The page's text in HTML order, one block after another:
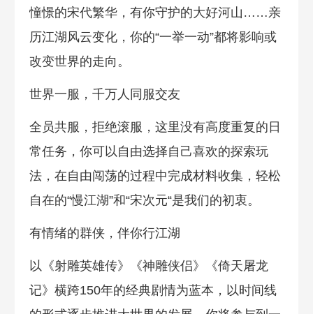
憧憬的宋代繁华，有你守护的大好河山……亲
历江湖风云变化，你的“一举一动”都将影响或
改变世界的走向。
世界一服，千万人同服交友
全员共服，拒绝滚服，这里没有高度重复的日
常任务，你可以自由选择自己喜欢的探索玩
法，在自由闯荡的过程中完成材料收集，轻松
自在的“慢江湖”和“宋次元“是我们的初衷。
有情绪的群侠，伴你行江湖
以《射雕英雄传》《神雕侠侣》《倚天屠龙
记》横跨150年的经典剧情为蓝本，以时间线